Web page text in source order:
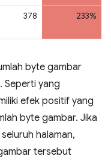
378 233%
byte gambar
Seperti yang
efek positif yang
byte gambar. Jika
halaman,
tersebut